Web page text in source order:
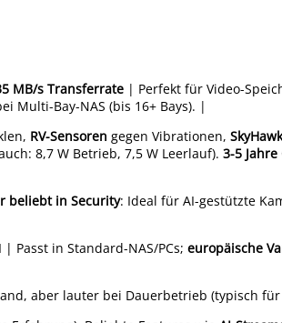
MB/s Transferrate | Perfekt für Video-
Multi-Bay-NAS (bis 16+ Bays). |
RV-Sensoren gegen Vibrationen,
8,7 W Betrieb, 7,5 W Leerlauf). 3-5
beliebt in Security: Ideal für AI-gestützte
Passt in Standard-NAS/PCs; europäische
aber lauter bei Dauerbetrieb (typisch für